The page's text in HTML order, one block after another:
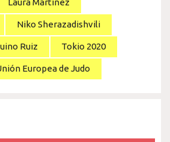
Laura Martínez
Niko Sherazadishvili
Ruiz Tokio 2020
Europea de Judo